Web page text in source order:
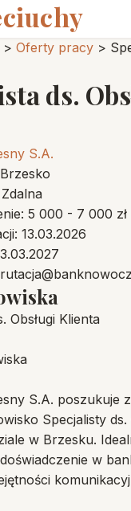
>Oferty pracy >
ds.
S.A.
Brzesko
Zdalna
5 000 - 7 000 zł
13.03.2026
Obsługi Klienta
S.A. poszukuje
Specjalisty ds.
w Brzesku.
w